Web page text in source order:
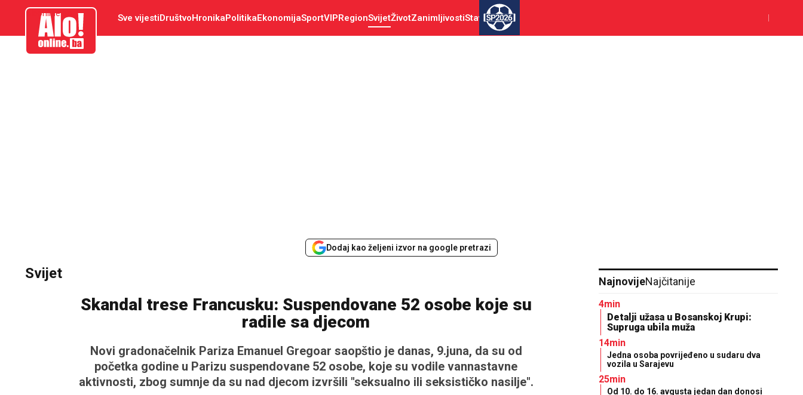
aloonline.ba Sve vijestiDruštvoHronikaPolitikaEkonomijaSportVIPRegionSvijetŽivotZanimljivostiStav SP2026
Dodaj kao željeni izvor na google pretrazi
Svijet
Skandal trese Francusku: Suspendovane 52 osobe koje su
radile sa djecom
Novi gradonačelnik Pariza Emanuel Gregoar saopštio je danas, 9.juna, da su od
početka godine u Parizu suspendovane 52 osobe, koje su vodile vannastavne
aktivnosti, zbog sumnje da su nad djecom izvršili "seksualno ili seksističko nasilje".
NajnovijeNajčitanije
4min
Detalji užasa u Bosanskoj Krupi:
Supruga ubila muža
14min
Јedna osoba povrijeđeno u sudaru dva
vozila u Sarajevu
25min
Od 10. do 16. avgusta jedan dan donosi